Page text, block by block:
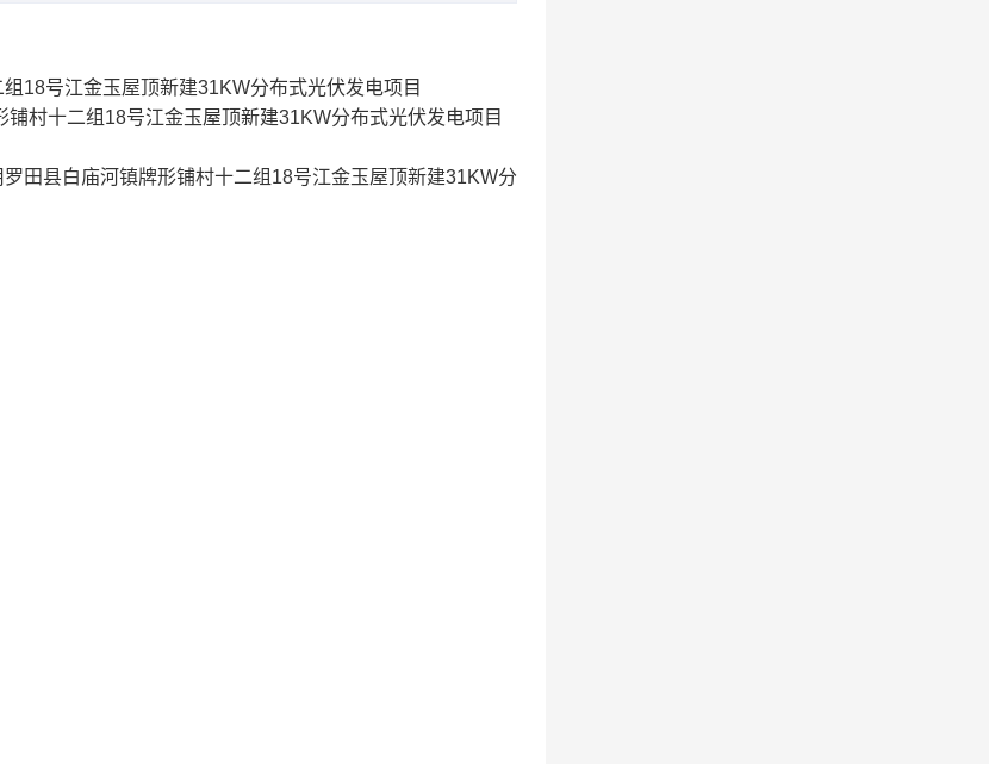
18号江金玉屋顶新建31KW分布式光伏发电项目
村十二组18号江金玉屋顶新建31KW分布式光伏发电项目
田县白庙河镇牌形铺村十二组18号江金玉屋顶新建31KW分